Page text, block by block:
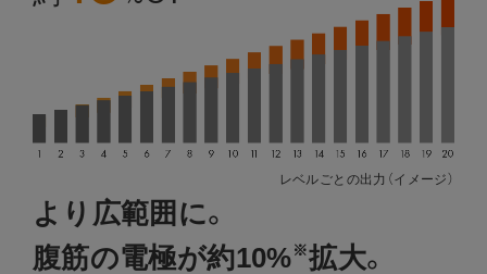
Powersuit
Core Belt
3箇所
腹筋・脇腹・背筋下部
レベルごとの出力（イメージ）
より広範囲に。
腹筋の電極が約10%※拡大。